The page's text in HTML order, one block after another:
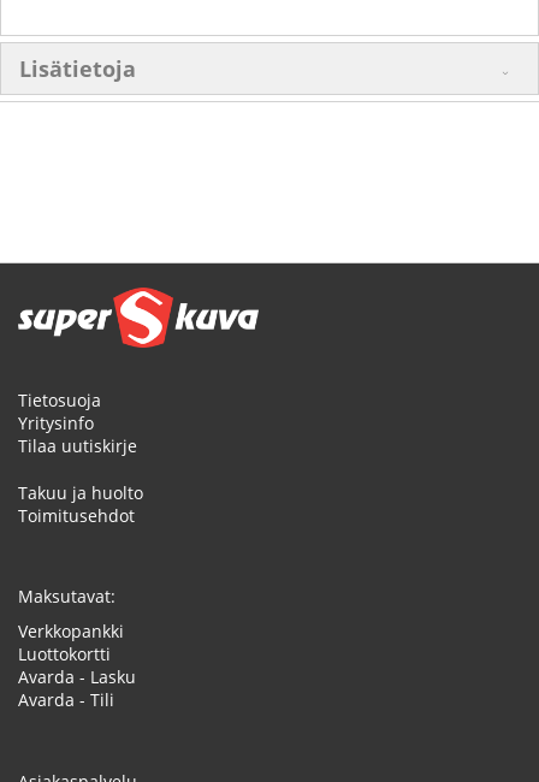
Lisätietoja
Tietosuoja
Yritysinfo
Tilaa uutiskirje
Takuu ja huolto
Toimitusehdot
Maksutavat:
Verkkopankki
Luottokortti
Avarda - Lasku
Avarda - Tili